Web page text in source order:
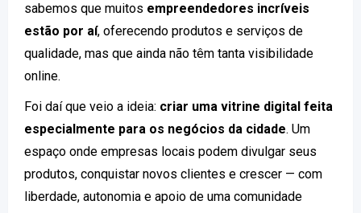
sabemos que muitos empreendedores incríveis
estão por aí, oferecendo produtos e serviços de
qualidade, mas que ainda não têm tanta visibilidade
online.
Foi daí que veio a ideia: criar uma vitrine digital feita
especialmente para os negócios da cidade. Um
espaço onde empresas locais podem divulgar seus
produtos, conquistar novos clientes e crescer — com
liberdade, autonomia e apoio de uma comunidade